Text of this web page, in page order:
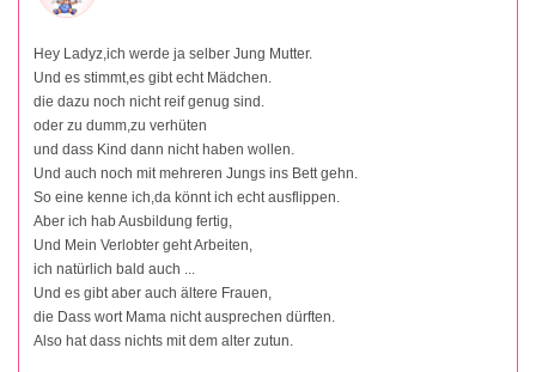
Hey Ladyz,ich werde ja selber Jung Mutter.
Und es stimmt,es gibt echt Mädchen.
die dazu noch nicht reif genug sind.
oder zu dumm,zu verhüten
und dass Kind dann nicht haben wollen.
Und auch noch mit mehreren Jungs ins Bett gehn.
So eine kenne ich,da könnt ich echt ausflippen.
Aber ich hab Ausbildung fertig,
Und Mein Verlobter geht Arbeiten,
ich natürlich bald auch ...
Und es gibt aber auch ältere Frauen,
die Dass wort Mama nicht ausprechen dürften.
Also hat dass nichts mit dem alter zutun.